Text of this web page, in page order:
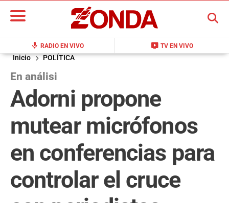
mic RADIO EN VIVO live_tv TV EN VIVO
BUSCAR
Inicio POLÍTICA
En análisi
Adorni propone
mutear micrófonos
en conferencias para
controlar el cruce